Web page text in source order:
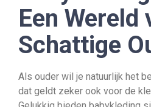
Een Wereld
Schattige
Als ouder wil je natuurlijk het
dat geldt zeker ook voor de